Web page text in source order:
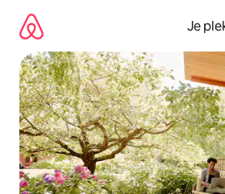
direct
naar
inhoud
Je